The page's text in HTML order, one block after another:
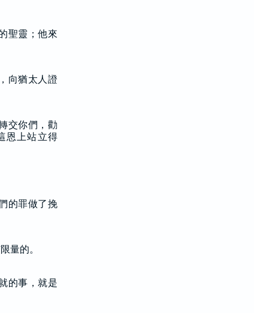
聖靈；他來
向猶太人證
交你們，勸
恩上站立得
的罪做了挽
量的。
的事，就是